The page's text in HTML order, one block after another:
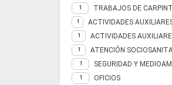
1
1
1
1
1 SEGURIDAD Y
1 OFICIOS